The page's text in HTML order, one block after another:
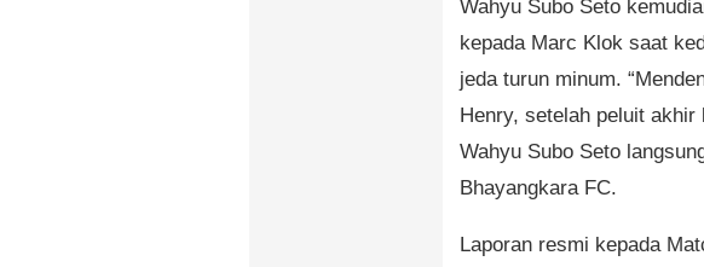
Wahyu Subo Seto
kepada Marc Klok saat
jeda turun minum.
Henry, setelah peluit
Wahyu Subo Seto
Bhayangkara FC.
Laporan resmi kepada